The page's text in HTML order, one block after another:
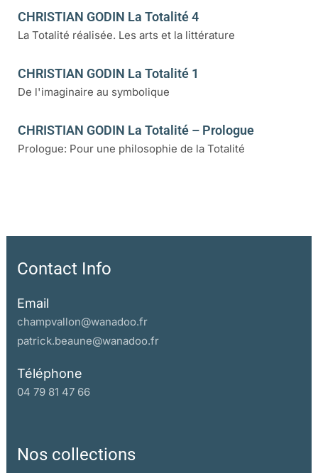
CHRISTIAN GODIN La Totalité 4
La Totalité réalisée. Les arts et la littérature
CHRISTIAN GODIN La Totalité 1
De l'imaginaire au symbolique
CHRISTIAN GODIN La Totalité – Prologue
Prologue: Pour une philosophie de la Totalité
Contact Info
Email
champvallon@wanadoo.fr
patrick.beaune@wanadoo.fr
Téléphone
04 79 81 47 66
Nos collections